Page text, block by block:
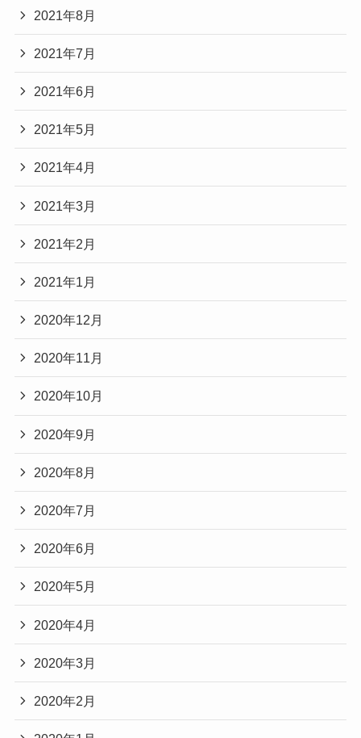
2021年8月
2021年7月
2021年6月
2021年5月
2021年4月
2021年3月
2021年2月
2021年1月
2020年12月
2020年11月
2020年10月
2020年9月
2020年8月
2020年7月
2020年6月
2020年5月
2020年4月
2020年3月
2020年2月